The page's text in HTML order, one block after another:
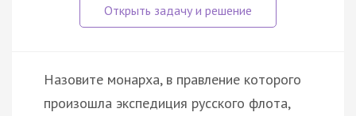
Назовите монарха, в правление которого
произошла экспедиция русского флота,